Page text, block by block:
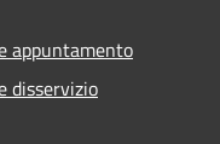
appuntamento
disservizio